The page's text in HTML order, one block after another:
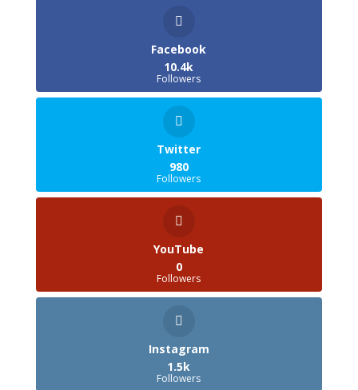
Facebook
10.4k
Followers
Twitter
980
Followers
YouTube
0
Followers
Instagram
1.5k
Followers